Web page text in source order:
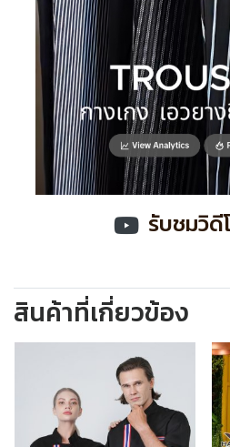
รับชมวิดี
สินค้าที่เกี่ยวข้อง